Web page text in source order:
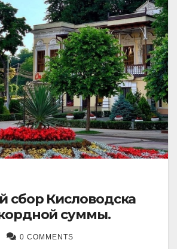
сбор Кисловодска
суммы.
0 COMMENTS